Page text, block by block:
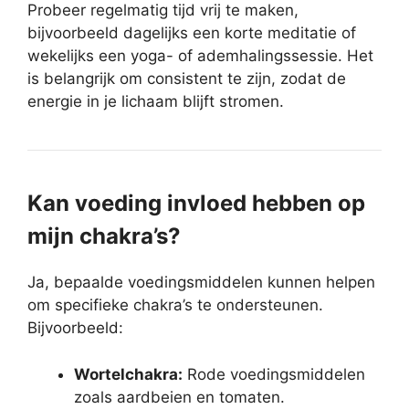
Probeer regelmatig tijd vrij te maken,
bijvoorbeeld dagelijks een korte meditatie of
wekelijks een yoga- of ademhalingssessie. Het
is belangrijk om consistent te zijn, zodat de
energie in je lichaam blijft stromen.
Kan voeding invloed hebben op
mijn chakra’s?
Ja, bepaalde voedingsmiddelen kunnen helpen
om specifieke chakra’s te ondersteunen.
Bijvoorbeeld:
Wortelchakra: Rode voedingsmiddelen
zoals aardbeien en tomaten.